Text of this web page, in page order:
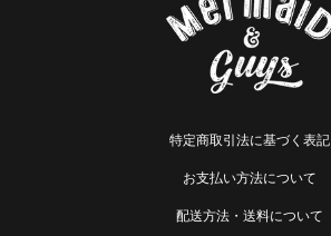
特定商取引法に基づく表記
お支払い方法について
配送方法・送料について